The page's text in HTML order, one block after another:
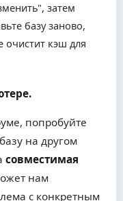
затем
базу заново,
очистит кэш для
попробуйте
на другом
совместимая
нам
с конкретным